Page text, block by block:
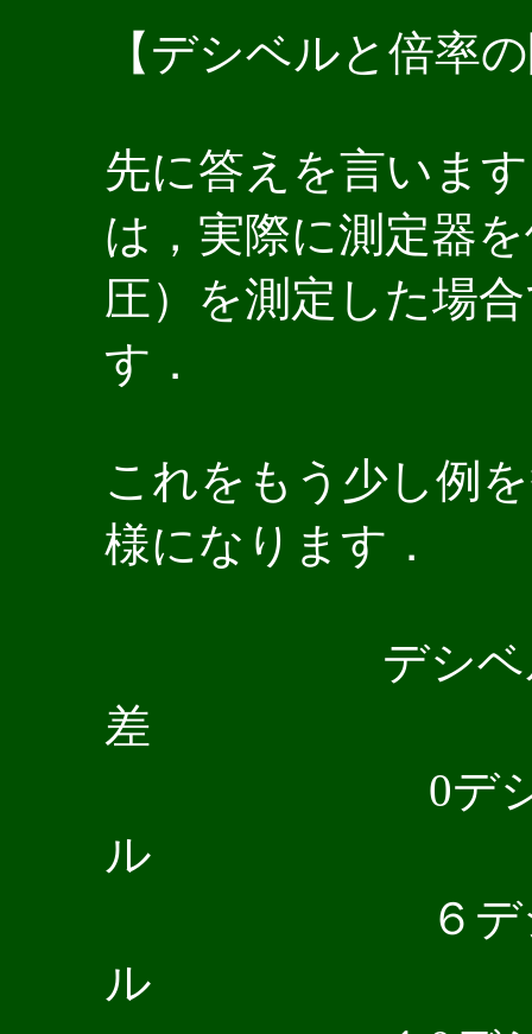
【デシベルと倍率
先に答えを言いま
は，実際に測定器
圧）を測定した場
す．
これをもう少し例
様になります．
デシベ
差
0デシ
ル
６デシ
ル